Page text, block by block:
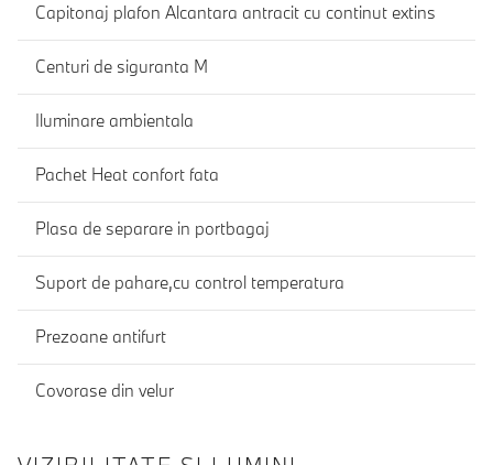
Capitonaj plafon Alcantara antracit cu continut extins
Centuri de siguranta M
Iluminare ambientala
Pachet Heat confort fata
Plasa de separare in portbagaj
Suport de pahare,cu control temperatura
Prezoane antifurt
Covorase din velur